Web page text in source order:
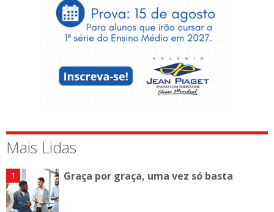
Mais Lidas
Graça por graça, uma vez só basta